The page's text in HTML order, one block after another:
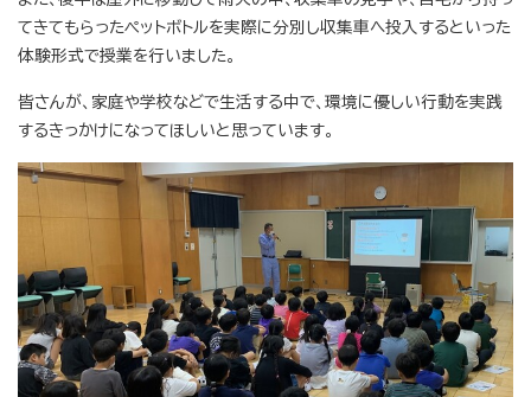
てきてもらったペットボトルを実際に分別し収集車へ投入するといった
体験形式で授業を行いました。
皆さんが、家庭や学校などで生活する中で、環境に優しい行動を実践
するきっかけになってほしいと思っています。